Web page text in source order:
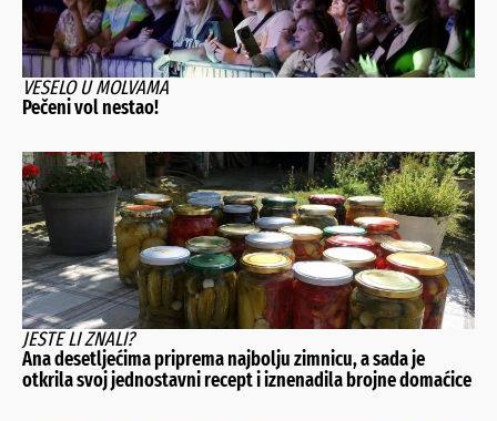
VESELO U MOLVAMA
Pečeni vol nestao!
JESTE LI ZNALI?
Ana desetljećima priprema najbolju zimnicu, a sada je
otkrila svoj jednostavni recept i iznenadila brojne domaćice